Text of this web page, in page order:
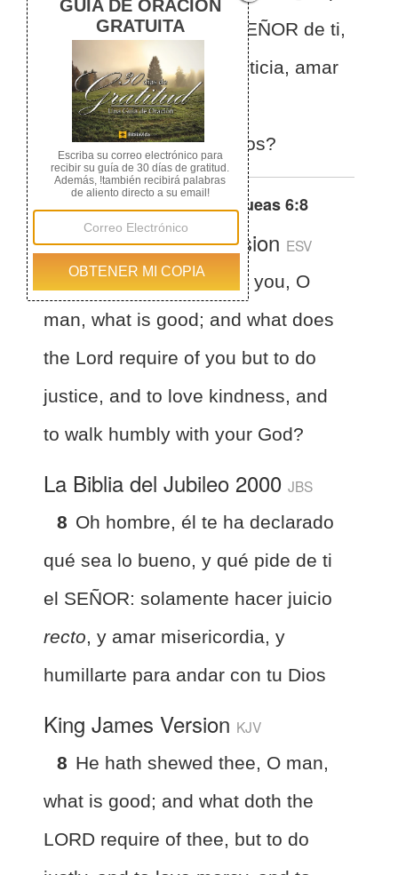
es lo que demanda el SEÑOR de ti,
sino sólo practicar la justicia, amar
la misericordia, y andar
humildemente con tu Dios?
Otras traducciones deMiqueas 6:8
English Standard Version ESV
Micah 6:8 He has told you, O
man, what is good; and what does
the Lord require of you but to do
justice, and to love kindness, and
to walk humbly with your God?
La Biblia del Jubileo 2000 JBS
8 Oh hombre, él te ha declarado
qué sea lo bueno, y qué pide de ti
el SEÑOR: solamente hacer juicio
recto, y amar misericordia, y
humillarte para andar con tu Dios
King James Version KJV
8 He hath shewed thee, O man,
what is good; and what doth the
LORD require of thee, but to do